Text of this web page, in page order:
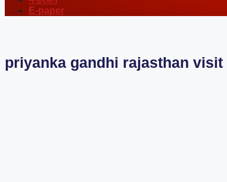
E-paper
priyanka gandhi rajasthan visit